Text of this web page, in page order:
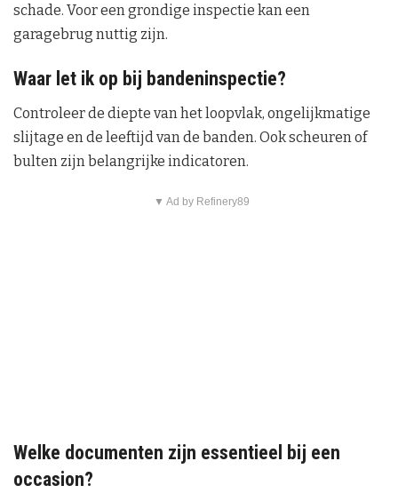
schade. Voor een grondige inspectie kan een
garagebrug nuttig zijn.
Waar let ik op bij bandeninspectie?
Controleer de diepte van het loopvlak, ongelijkmatige
slijtage en de leeftijd van de banden. Ook scheuren of
bulten zijn belangrijke indicatoren.
▼ Ad by Refinery89
Welke documenten zijn essentieel bij een
occasion?